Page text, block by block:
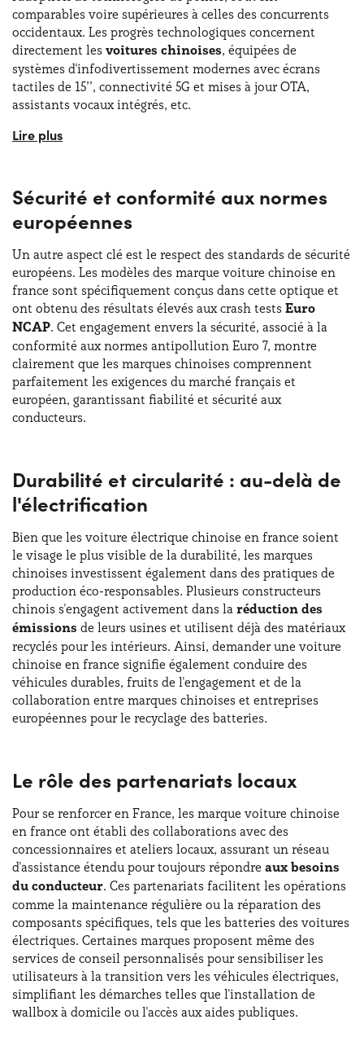
comparables voire supérieures à celles des concurrents
occidentaux. Les progrès technologiques concernent
directement les voitures chinoises, équipées de
systèmes d'infodivertissement modernes avec écrans
tactiles de 15’’, connectivité 5G et mises à jour OTA,
assistants vocaux intégrés, etc.
De plus, les voiture électrique chinoise en france utilisent
grâce à une structure résistante aux courts-circuits. Ces
avancées technologiques
croissante portée à l'expérience utilisateur, rendent les
voitures chinoises très appréciées par ceux recherchant
innovation et simplicité d'utilisation.
Sécurité et conformité aux normes
européennes
Un autre aspect clé est le respect des standards de sécurité
européens. Les modèles des marque voiture chinoise en
france sont spécifiquement conçus dans cette optique et
ont obtenu des résultats élevés aux crash tests Euro
NCAP. Cet engagement envers la sécurité, associé à la
conformité aux normes antipollution Euro 7, montre
clairement que les marques chinoises comprennent
parfaitement les exigences du marché français et
européen, garantissant fiabilité et sécurité aux
conducteurs.
Durabilité et circularité : au-delà de
l'électrification
Bien que les voiture électrique chinoise en france soient
le visage le plus visible de la durabilité, les marques
chinoises investissent également dans des pratiques de
production éco-responsables. Plusieurs constructeurs
chinois s'engagent activement dans la réduction des
émissions de leurs usines et utilisent déjà des matériaux
recyclés pour les intérieurs. Ainsi, demander une voiture
chinoise en france signifie également conduire des
véhicules durables, fruits de l'engagement et de la
collaboration entre marques chinoises et entreprises
européennes pour le recyclage des batteries.
Le rôle des partenariats locaux
Pour se renforcer en France, les marque voiture chinoise
en france ont établi des collaborations avec des
concessionnaires et ateliers locaux, assurant un réseau
d'assistance étendu pour toujours répondre aux besoins
du conducteur. Ces partenariats facilitent les opérations
comme la maintenance régulière ou la réparation des
composants spécifiques, tels que les batteries des voitures
électriques. Certaines marques proposent même des
services de conseil personnalisés pour sensibiliser les
utilisateurs à la transition vers les véhicules électriques,
simplifiant les démarches telles que l'installation de
wallbox à domicile ou l'accès aux aides publiques.